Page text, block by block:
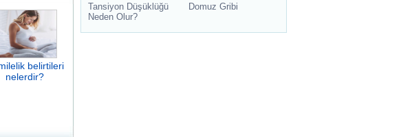
belirtileri
nelerdir?
Tansiyon Düşüklüğü
Neden Olur?
Domuz Gribi